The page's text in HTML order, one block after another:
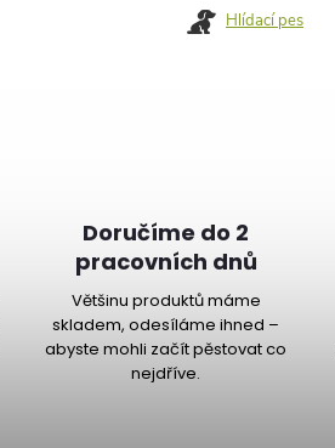
Hlídací pes
Doručíme do 2
pracovních dnů
Většinu produktů máme
skladem, odesíláme ihned –
abyste mohli začít pěstovat co
nejdříve.